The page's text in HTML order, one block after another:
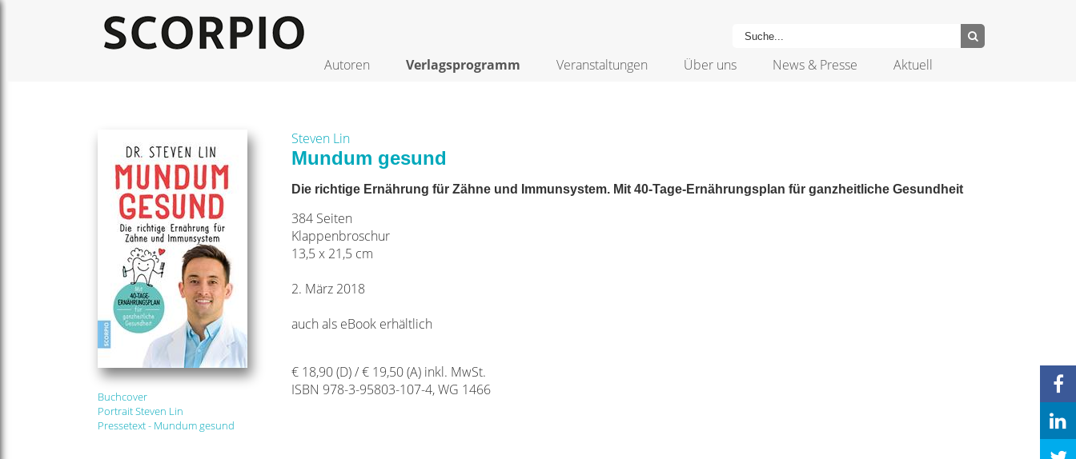
Autoren Verlagsprogramm Veranstaltungen Über uns News & Presse Aktuell
Buchcover
Portrait Steven Lin
Pressetext - Mundum gesund
Steven Lin
Mundum gesund
Die richtige Ernährung für Zähne und Immunsystem. Mit 40-Tage-Ernährungsplan für ganzheitliche Gesundheit
384 Seiten
Klappenbroschur
13,5 x 21,5 cm
2. März 2018
auch als eBook erhältlich
€ 18,90 (D) / € 19,50 (A) inkl. MwSt.
ISBN 978-3-95803-107-4, WG 1466